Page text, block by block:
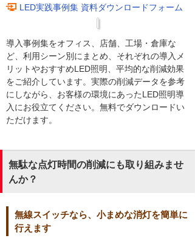
LED実践事例集 資料ダウンロードフォーム
導入事例集をオフィス、店舗、工場・倉庫な
ど、利用シーン別にまとめ、それぞれの導入メ
リットやおすすめLED照明、平均的な削減効果
をご紹介しています。実際の削減データを参考
にしながら、お客様の環境にあったLED照明導
入にお役立てください。無料でダウンロードい
ただけます。
無駄な点灯時間の削減にも取り組みませ
んか？
無線スイッチなら、小まめな消灯を簡単に
行えます